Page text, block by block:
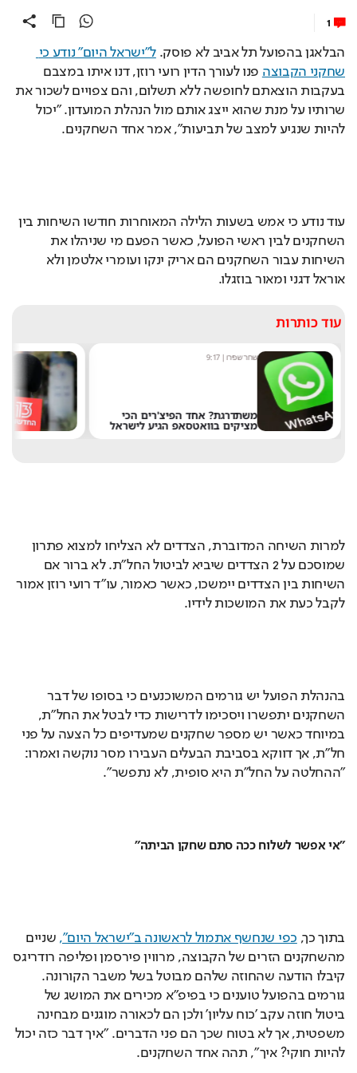
1
הבלאגן בהפועל תל אביב לא פוסק.
ל"ישראל היום" נודע כי
שחקני הקבוצה
פנו לעורך הדין רועי רוזן, דנו איתו במצבם
בעקבות הוצאתם לחופשה ללא תשלום, והם צפויים לשכור את
שרותיו על מנת שהוא ייצג אותם מול הנהלת המועדון. "יכול
להיות שנגיע למצב של תביעות", אמר אחד השחקנים.
עוד נודע כי אמש בשעות הלילה המאוחרות חודשו השיחות בין
השחקנים לבין ראשי הפועל, כאשר הפעם מי שניהלו את
השיחות עבור השחקנים הם אריק ינקו ועומרי אלטמן ולא
אוראל דגני ומאור בוזגלו.
עוד כותרות
שחר שפירו|
9:17
משתדרגת? אחד הפיצ'רים הכי
מציקים בוואטסאפ הגיע לישראל
למרות השיחה המדוברת, הצדדים לא הצליחו למצוא פתרון
שמוסכם על 2 הצדדים שיביא לביטול החל"ת. לא ברור אם
השיחות בין הצדדים יימשכו, כאשר כאמור, עו"ד רועי רוזן אמור
לקבל כעת את המושכות לידיו.
בהנהלת הפועל יש גורמים המשוכנעים כי בסופו של דבר
השחקנים יתפשרו ויסכימו לדרישות כדי לבטל את החל"ת,
במיוחד כאשר יש מספר שחקנים שמעדיפים כל הצעה על פני
חל"ת, אך דווקא בסביבת הבעלים העבירו מסר נוקשה ואמרו:
"ההחלטה על החל"ת היא סופית, לא נתפשר".
"אי אפשר לשלוח ככה סתם שחקן הביתה"
בתוך כך, כפי שנחשף אתמול לראשונה ב"ישראל היום",
שניים
מהשחקנים הזרים של הקבוצה, מרווין פירסמן ופליפה רודריגס
קיבלו הודעה שהחוזה שלהם מבוטל בשל משבר הקורונה.
גורמים בהפועל טוענים כי בפיפ"א מכירים את המושג של
ביטול חוזה עקב 'כוח עליון' ולכן הם לכאורה מוגנים מבחינה
משפטית, אך לא בטוח שכך הם פני הדברים. "איך דבר כזה יכול
להיות חוקי? איך", תהה אחד השחקנים.